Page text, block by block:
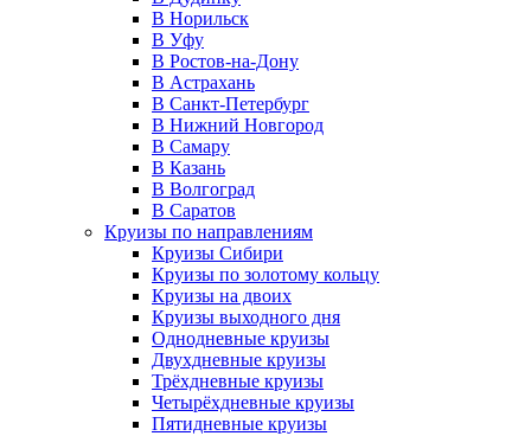
В Норильск
В Уфу
В Ростов-на-Дону
В Астрахань
В Санкт-Петербург
В Нижний Новгород
В Самару
В Казань
В Волгоград
В Саратов
Круизы по направлениям
Круизы Сибири
Круизы по золотому кольцу
Круизы на двоих
Круизы выходного дня
Однодневные круизы
Двухдневные круизы
Трёхдневные круизы
Четырёхдневные круизы
Пятидневные круизы